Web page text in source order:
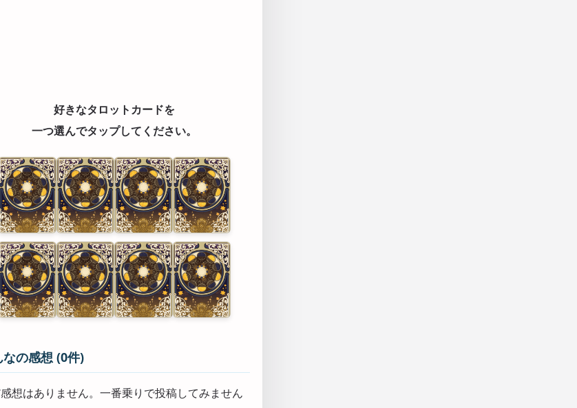
好きなタロットカードを
一つ選んでタップしてください。
なの感想 (0件)
想はありません。一番乗りで投稿してみません